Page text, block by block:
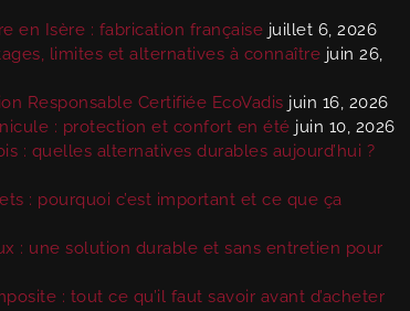
en Isère : fabrication française juillet 6, 2026
limites et alternatives à connaître juin 26,
Responsable Certifiée EcoVadis juin 16, 2026
: protection et confort en été juin 10, 2026
: quelles alternatives durables aujourd’hui ?
: pourquoi c’est important et ce que ça
: une solution durable et sans entretien pour
: tout ce qu’il faut savoir avant d’acheter